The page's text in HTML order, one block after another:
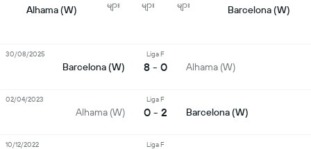
Alhama (W)
များ
များ
များ
Barcelona (W)
Barcelona (W)
Liga F
8 - 0 Alhama (W)
30/08/2025
Alhama (W)
Liga F
0 - 2 Barcelona (W)
02/04/2023
Liga F
10/12/2022